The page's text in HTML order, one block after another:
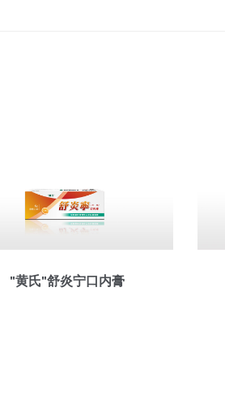
"黄氏"舒炎宁口内膏